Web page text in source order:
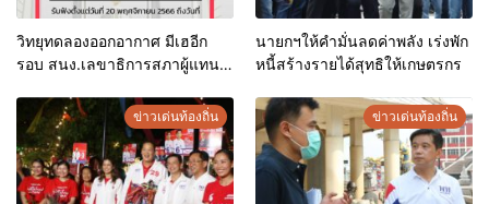
วิทยุทดลองออกอากาศ มีเฮอีก
รอบ สนง.เลขาธิการสภาผู้แทน
วิทยุชุมชนหารายได้ได้ และลด
ค่าปรับสำหรับวิทยุภาค
ประชาชน ออกรับฟังความเห็น
นายกฯให้คำมั่นลดค่าพลัง เร่งพัก
หนี้สร้างรายได้สุทธิให้เกษตรกร
ข่าวเด่นท้องถิ่น ข่าวเด่นท้องถิ่น